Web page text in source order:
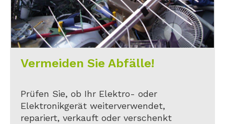
Vermeiden Sie Abfälle!
Prüfen Sie, ob Ihr Elektro- oder
Elektronikgerät weiterverwendet,
repariert, verkauft oder verschenkt